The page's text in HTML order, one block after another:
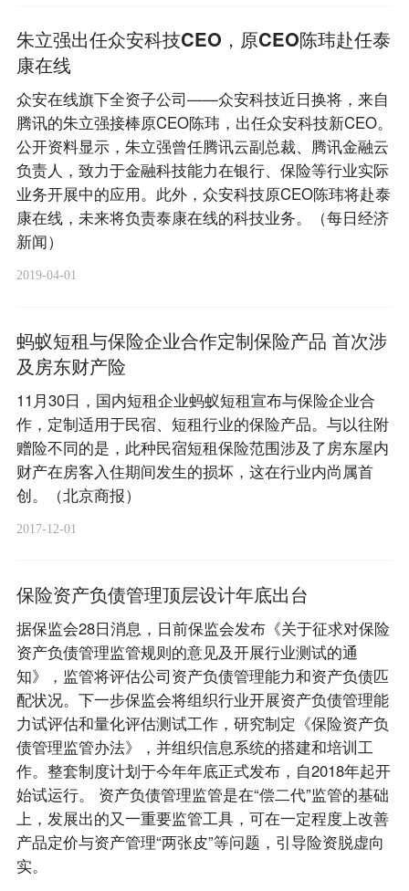
朱立强出任众安科技CEO，原CEO陈玮赴任泰
康在线
众安在线旗下全资子公司——众安科技近日换将，来自
腾讯的朱立强接棒原CEO陈玮，出任众安科技新CEO。
公开资料显示，朱立强曾任腾讯云副总裁、腾讯金融云
负责人，致力于金融科技能力在银行、保险等行业实际
业务开展中的应用。此外，众安科技原CEO陈玮将赴泰
康在线，未来将负责泰康在线的科技业务。（每日经济
新闻）
2019-04-01
蚂蚁短租与保险企业合作定制保险产品 首次涉
及房东财产险
11月30日，国内短租企业蚂蚁短租宣布与保险企业合
作，定制适用于民宿、短租行业的保险产品。与以往附
赠险不同的是，此种民宿短租保险范围涉及了房东屋内
财产在房客入住期间发生的损坏，这在行业内尚属首
创。（北京商报）
2017-12-01
保险资产负债管理顶层设计年底出台
据保监会28日消息，日前保监会发布《关于征求对保险
资产负债管理监管规则的意见及开展行业测试的通
知》，监管将评估公司资产负债管理能力和资产负债匹
配状况。下一步保监会将组织行业开展资产负债管理能
力试评估和量化评估测试工作，研究制定《保险资产负
债管理监管办法》，并组织信息系统的搭建和培训工
作。整套制度计划于今年年底正式发布，自2018年起开
始试运行。 资产负债管理监管是在“偿二代”监管的基础
上，发展出的又一重要监管工具，可在一定程度上改善
产品定价与资产管理“两张皮”等问题，引导险资脱虚向
实。